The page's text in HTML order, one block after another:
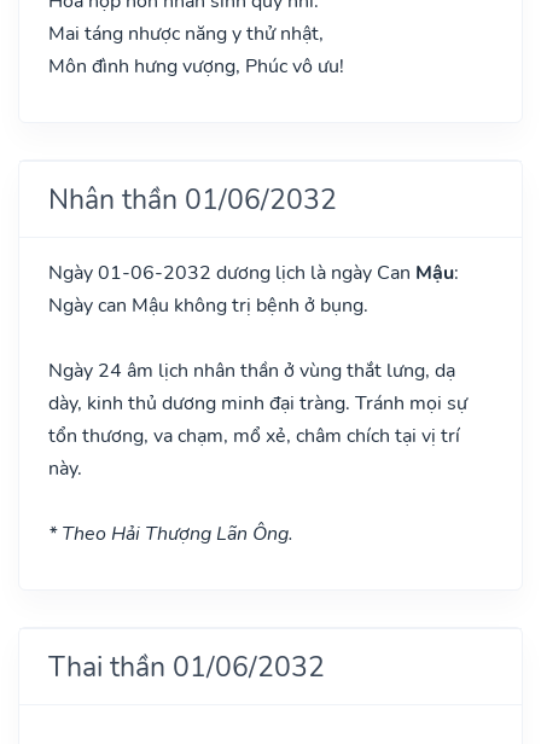
Mai táng nhược năng y thử nhật,
Môn đình hưng vượng, Phúc vô ưu!
Nhân thần 01/06/2032
Ngày 01-06-2032 dương lịch là ngày Can Mậu:
Ngày can Mậu không trị bệnh ở bụng.
Ngày 24 âm lịch nhân thần ở vùng thắt lưng, dạ
dày, kinh thủ dương minh đại tràng. Tránh mọi sự
tổn thương, va chạm, mổ xẻ, châm chích tại vị trí
này.
* Theo Hải Thượng Lãn Ông.
Thai thần 01/06/2032